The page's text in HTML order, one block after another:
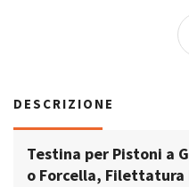
DESCRIZIONE
Testina per Pistoni a
o Forcella, Filettatura